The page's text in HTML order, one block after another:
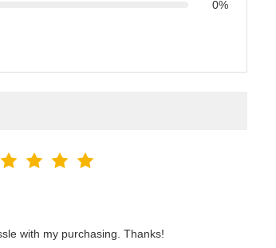
0%
with my purchasing. Thanks!